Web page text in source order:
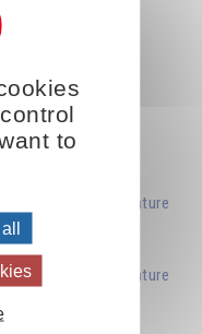
inversé de la nature
identité
de la nature
divine
to